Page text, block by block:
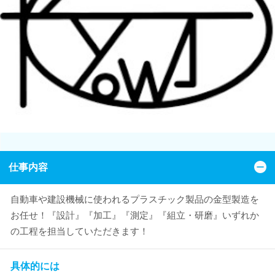
仕事内容
自動車や建設機械に使われるプラスチック製品の金型製造を
お任せ！『設計』『加工』『測定』『組立・研磨』いずれか
の工程を担当していただきます！
具体的には